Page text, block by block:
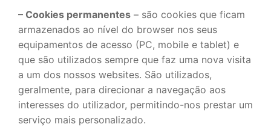
– Cookies permanentes – são cookies que ficam
armazenados ao nível do browser nos seus
equipamentos de acesso (PC, mobile e tablet) e
que são utilizados sempre que faz uma nova visita
a um dos nossos websites. São utilizados,
geralmente, para direcionar a navegação aos
interesses do utilizador, permitindo-nos prestar um
serviço mais personalizado.